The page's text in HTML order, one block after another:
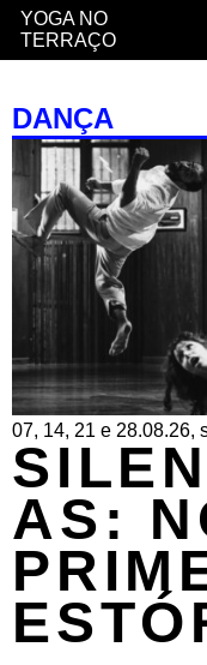
YOGA NO
TERRAÇO
DANÇA
07, 14, 21 e 28.08.26,
AS: